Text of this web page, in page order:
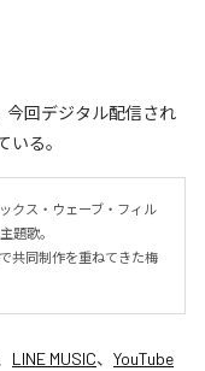
今回デジタル配信され
いる。
ックス・ウェーブ・フィル
題歌。
共同制作を重ねてきた梅
LINE MUSIC、 YouTube